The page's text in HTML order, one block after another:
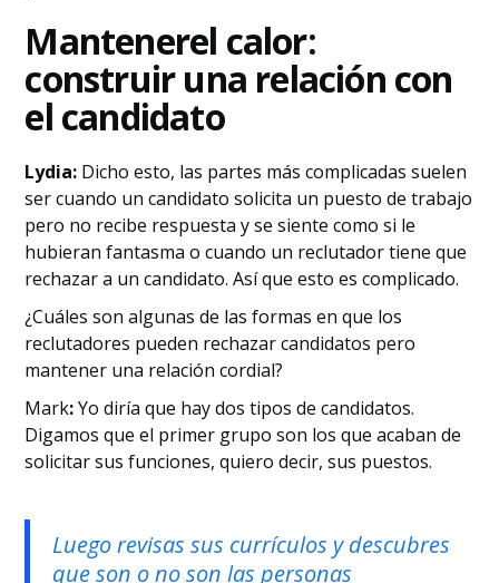
‍Mantenerel calor:
construir una relación con
el candidato
Lydia: Dicho esto, las partes más complicadas suelen
ser cuando un candidato solicita un puesto de trabajo
pero no recibe respuesta y se siente como si le
hubieran fantasma o cuando un reclutador tiene que
rechazar a un candidato. Así que esto es complicado.
¿Cuáles son algunas de las formas en que los
reclutadores pueden rechazar candidatos pero
mantener una relación cordial?
‍Mark:Yo diría que hay dos tipos de candidatos.
Digamos que el primer grupo son los que acaban de
solicitar sus funciones, quiero decir, sus puestos.
Luego revisas sus currículos y descubres
que son o no son las personas